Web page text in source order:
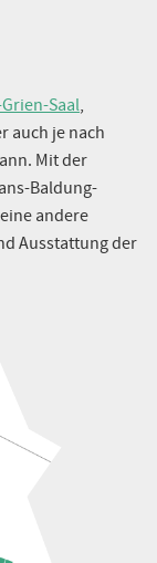
Saal,
auch je nach
Mit der
Baldung-
andere
Ausstattung der